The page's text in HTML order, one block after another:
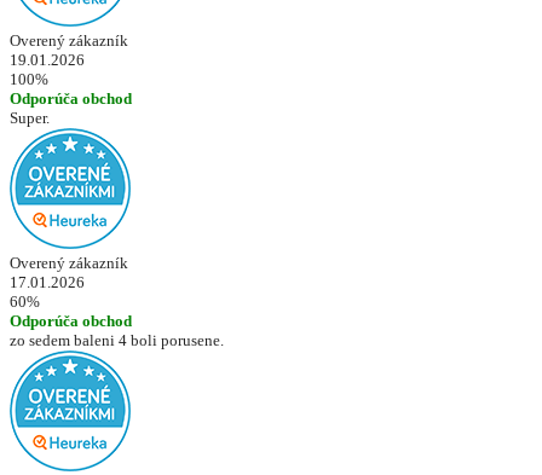
Overený zákazník
19.01.2026
100%
Odporúča obchod
Super.
Overený zákazník
17.01.2026
60%
Odporúča obchod
zo sedem baleni 4 boli porusene.